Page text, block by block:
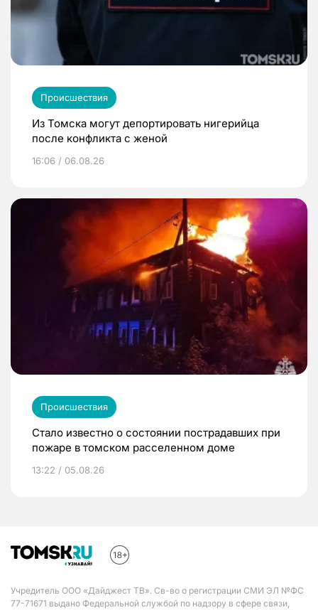
Происшествия
Из Томска могут депортировать нигерийца
после конфликта с женой
16:06 / 06.08.26
Происшествия
Стало известно о состоянии пострадавших при
пожаре в томском расселенном доме
13:22 / 05.08.26
Учредитель ООО «Дайджест ТВ». Св-во о регистрации СМИ ЭЛ №ФС
77-71671 выдано Федеральной службой по надзору в сфере связи,